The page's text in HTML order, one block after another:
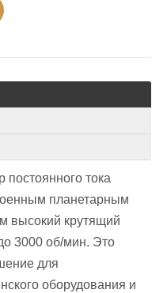
тока
планетарным
высокий крутящий
3000 об/мин. Это
для
оборудования и